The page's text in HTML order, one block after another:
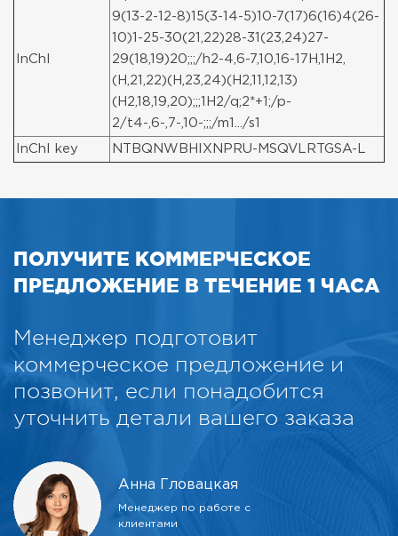
InChI
9(13-2-12-8)15(3-14-5)10-7(17)6(16)4(26-
10)1-25-30(21,22)28-31(23,24)27-
29(18,19)20;;;/h2-4,6-7,10,16-17H,1H2,
(H,21,22)(H,23,24)(H2,11,12,13)
(H2,18,19,20);;;1H2/q;2*+1;/p-
2/t4-,6-,7-,10-;;;/m1.../s1
InChI key NTBQNWBHIXNPRU-MSQVLRTGSA-L
ПОЛУЧИТЕ КОММЕРЧЕСКОЕ
ПРЕДЛОЖЕНИЕ В ТЕЧЕНИЕ 1 ЧАСА
Менеджер подготовит
коммерческое предложение и
позвонит, если понадобится
уточнить детали вашего заказа
Анна Гловацкая
Менеджер по работе с
клиентами